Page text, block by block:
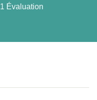
1 Évaluation